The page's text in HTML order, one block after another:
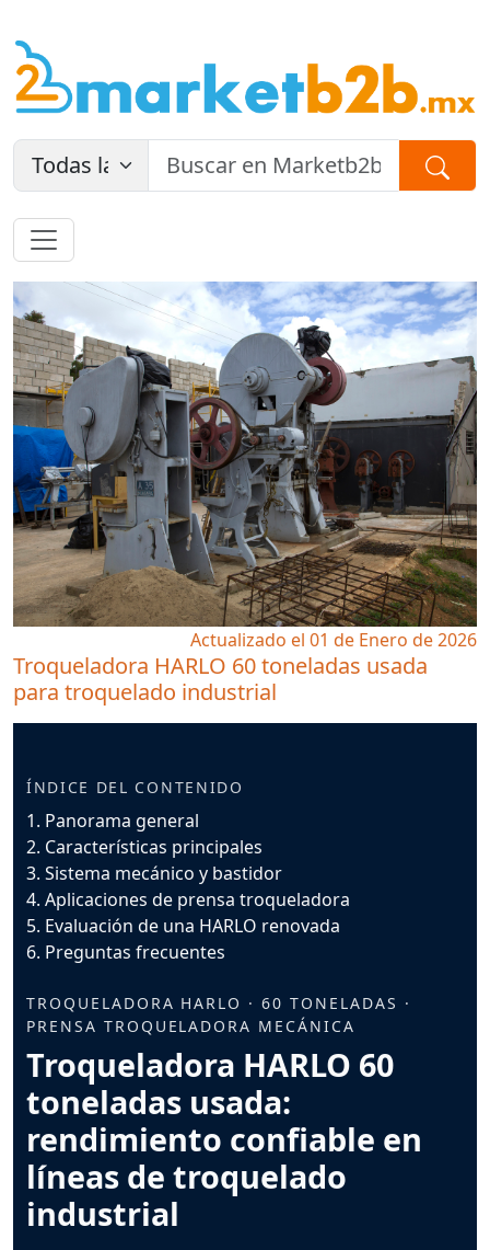
Actualizado el 01 de Enero de 2026
Troqueladora HARLO 60 toneladas usada
para troquelado industrial
ÍNDICE DEL CONTENIDO
1. Panorama general
2. Características principales
3. Sistema mecánico y bastidor
4. Aplicaciones de prensa troqueladora
5. Evaluación de una HARLO renovada
6. Preguntas frecuentes
TROQUELADORA HARLO · 60 TONELADAS ·
PRENSA TROQUELADORA MECÁNICA
Troqueladora HARLO 60
toneladas usada:
rendimiento confiable en
líneas de troquelado
industrial